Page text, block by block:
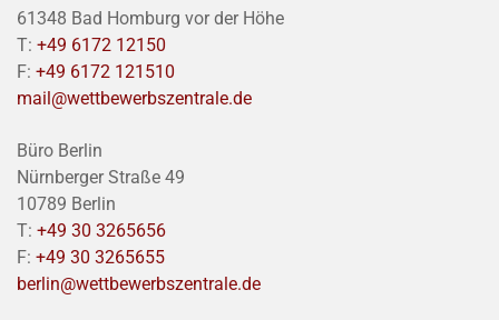
61348 Bad Homburg vor der Höhe
T: +49 6172 12150
F: +49 6172 121510
mail@wettbewerbszentrale.de
Büro Berlin
Nürnberger Straße 49
10789 Berlin
T: +49 30 3265656
F: +49 30 3265655
berlin@wettbewerbszentrale.de